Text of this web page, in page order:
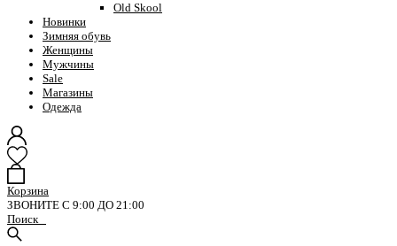
Old Skool
Новинки
Зимняя обувь
Женщины
Мужчины
Sale
Магазины
Одежда
Корзина
ЗВОНИТЕ С 9:00 ДО 21:00
Поиск